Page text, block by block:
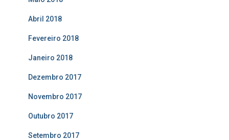
Abril 2018
Fevereiro 2018
Janeiro 2018
Dezembro 2017
Novembro 2017
Outubro 2017
Setembro 2017